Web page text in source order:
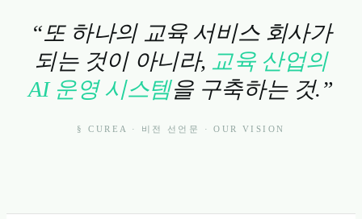
“또 하나의 교육 서비스 회사가
되는 것이 아니라, 교육 산업의
AI 운영 시스템을 구축하는 것.”
§ CUREA · 비전 선언문 · OUR VISION